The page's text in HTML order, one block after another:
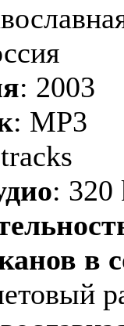
: 2003
: MP3
: 320
в